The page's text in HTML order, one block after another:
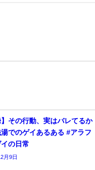
】その行動、実はバレてるか
湯でのゲイあるある #アラフ
の日常
月9日